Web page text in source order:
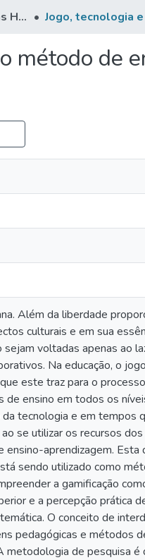
Mestrado em Ciências Humanas
método de
Além da liberdade
culturais e em sua
voltadas apenas ao
Na educação, o
este traz para o
de ensino em todos os
tecnologia e em tempos
se utilizar os recursos
aprendizagem. Esta
sendo utilizado como
a gamificação
e a percepção prática
O conceito de
pedagógicas e métodos
de pesquisa é